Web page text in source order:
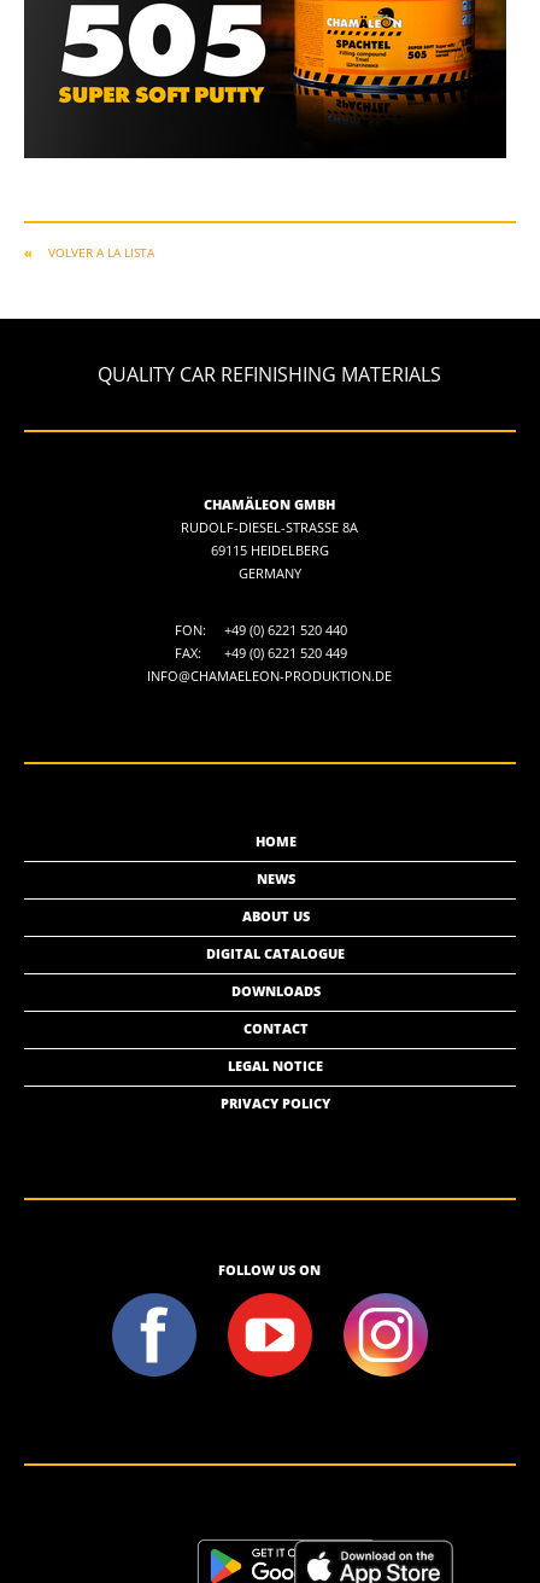
VOLVER A LA LISTA
QUALITY CAR REFINISHING MATERIALS
CHAMÄLEON GMBH
RUDOLF-DIESEL-STRASSE 8A
69115 HEIDELBERG
GERMANY
FON:
+49 (0) 6221 520 440
FAX:
+49 (0) 6221 520 449
INFO@CHAMAELEON-PRODUKTION.DE
HOME
NEWS
ABOUT US
DIGITAL CATALOGUE
DOWNLOADS
CONTACT
LEGAL NOTICE
PRIVACY POLICY
FOLLOW US ON